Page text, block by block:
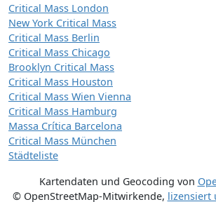
Critical Mass London
New York Critical Mass
Critical Mass Berlin
Critical Mass Chicago
Brooklyn Critical Mass
Critical Mass Houston
Critical Mass Wien Vienna
Critical Mass Hamburg
Massa Crítica Barcelona
Critical Mass München
Städteliste
Kartendaten und Geocoding von
© OpenStreetMap-Mitwirkende, lizensiert